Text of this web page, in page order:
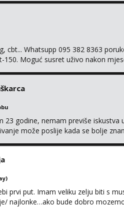
cbt... Whatsupp 095 382 8363
Moguć susret uživo nakon
godine, nemam previše iskustva
može poslije kada se bolje
prvi put. Imam veliku zelju biti s
najlonke…ako bude dobro